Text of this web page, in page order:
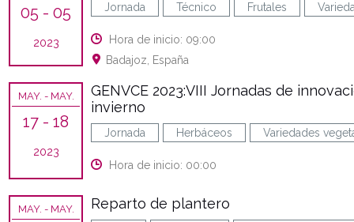
05 - 05
2023
Jornada Técnico Frutales
Hora de inicio: 09:00
Badajoz, España
MAY. - MAY.
17 - 18
2023
GENVCE 2023:VIII Jornadas de
invierno
Jornada Herbáceos Variedades
Hora de inicio: 00:00
MAY. - MAY. Reparto de plantero